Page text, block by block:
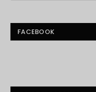
FACEBOOK